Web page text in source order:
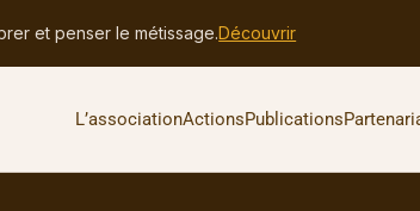
et penser le métissage.Découvrir
L’associationActionsPublications